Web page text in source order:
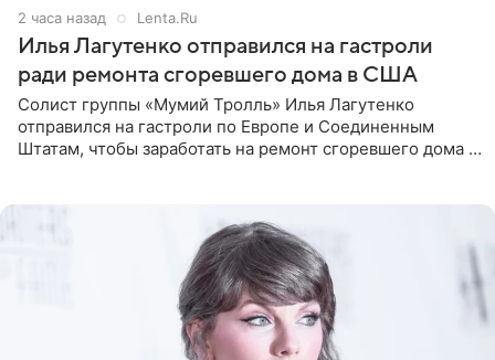
2 часа назад Lenta.Ru
Илья Лагутенко отправился на гастроли
ради ремонта сгоревшего дома в США
Солист группы «Мумий Тролль» Илья Лагутенко
отправился на гастроли по Европе и Соединенным
Штатам, чтобы заработать на ремонт сгоревшего дома в